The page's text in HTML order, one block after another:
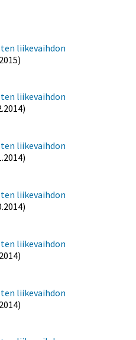
liikevaihdon
liikevaihdon
liikevaihdon
liikevaihdon
liikevaihdon
liikevaihdon